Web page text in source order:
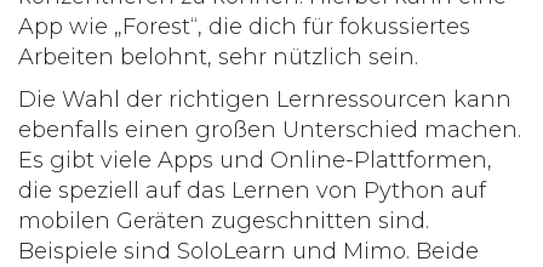
App wie „Forest“, die dich für fokussiertes
Arbeiten belohnt, sehr nützlich sein.
Die Wahl der richtigen Lernressourcen kann
ebenfalls einen großen Unterschied machen.
Es gibt viele Apps und Online-Plattformen,
die speziell auf das Lernen von Python auf
mobilen Geräten zugeschnitten sind.
Beispiele sind SoloLearn und Mimo. Beide